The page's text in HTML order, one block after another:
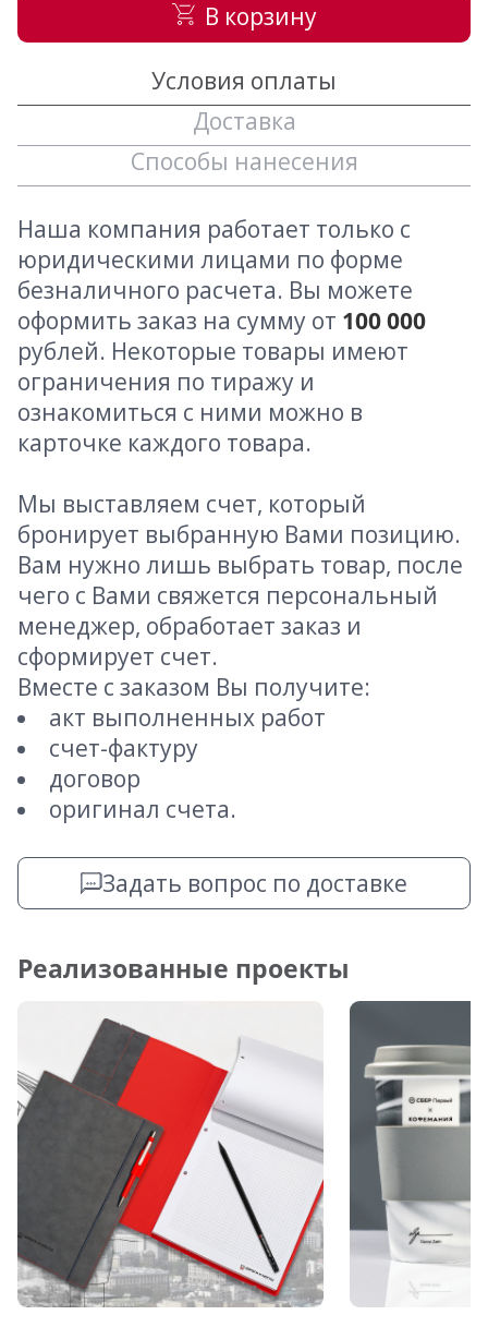
В корзину
Условия оплаты
Доставка
Способы нанесения
Наша компания работает только с
юридическими лицами по форме
безналичного расчета. Вы можете
оформить заказ на сумму от 100 000
рублей. Некоторые товары имеют
ограничения по тиражу и
ознакомиться с ними можно в
карточке каждого товара.
Мы выставляем счет, который
бронирует выбранную Вами позицию.
Вам нужно лишь выбрать товар, после
чего с Вами свяжется персональный
менеджер, обработает заказ и
сформирует счет.
Вместе с заказом Вы получите:
акт выполненных работ
счет-фактуру
договор
оригинал счета.
Задать вопрос по доставке
Реализованные проекты